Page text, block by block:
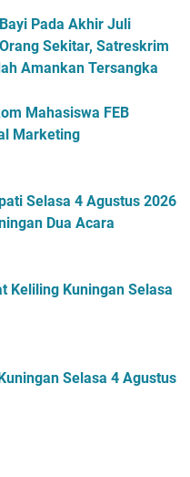
Pada Akhir Juli
Sekitar, Satreskrim
Amankan Tersangka
Mahasiswa FEB
Marketing
Selasa 4 Agustus 2026
Dua Acara
Keliling Kuningan Selasa
Selasa 4 Agustus